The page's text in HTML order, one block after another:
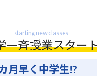
starting new classes
一斉授業スター
月早く中学生!?